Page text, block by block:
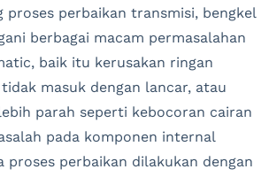
proses perbaikan transmisi, bengkel
berbagai macam permasalahan
baik itu kerusakan ringan
masuk dengan lancar, atau
parah seperti kebocoran cairan
pada komponen internal
proses perbaikan dilakukan dengan